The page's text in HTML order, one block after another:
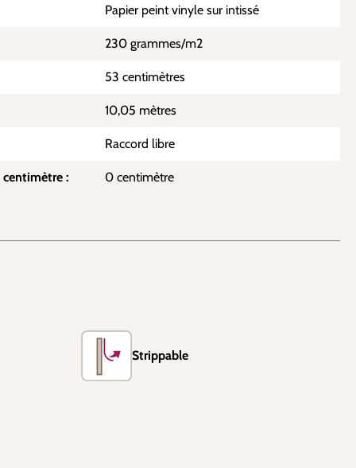
Papier peint vinyle sur intissé
230 grammes/m2
53 centimètres
10,05 mètres
Raccord libre
: 0 centimètre
Strippable